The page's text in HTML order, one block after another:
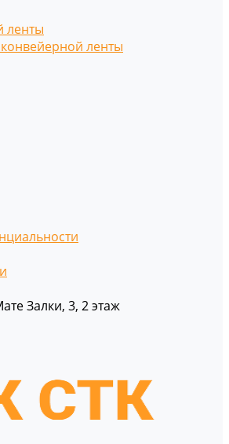
ленты
ленты
Залки, 3, 2 этаж